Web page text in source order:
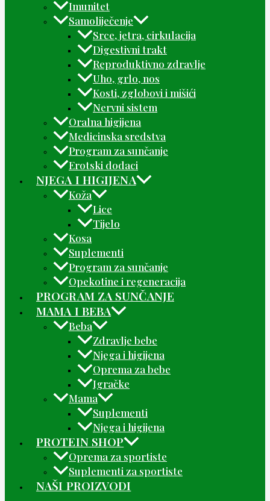
Imunitet
Samoliječenje
Srce, jetra, cirkulacija
Digestivni trakt
Reproduktivno zdravlje
Uho, grlo, nos
Kosti, zglobovi i mišići
Nervni sistem
Oralna higijena
Medicinska sredstva
Program za sunčanje
Erotski dodaci
NJEGA I HIGIJENA
Koža
Lice
Tijelo
Kosa
Suplementi
Program za sunčanje
Opekotine i regeneracija
PROGRAM ZA SUNČANJE
MAMA I BEBA
Beba
Zdravlje bebe
Njega i higijena
Oprema za bebe
Igračke
Mama
Suplementi
Njega i higijena
PROTEIN SHOP
Oprema za sportiste
Suplementi za sportiste
NAŠI PROIZVODI